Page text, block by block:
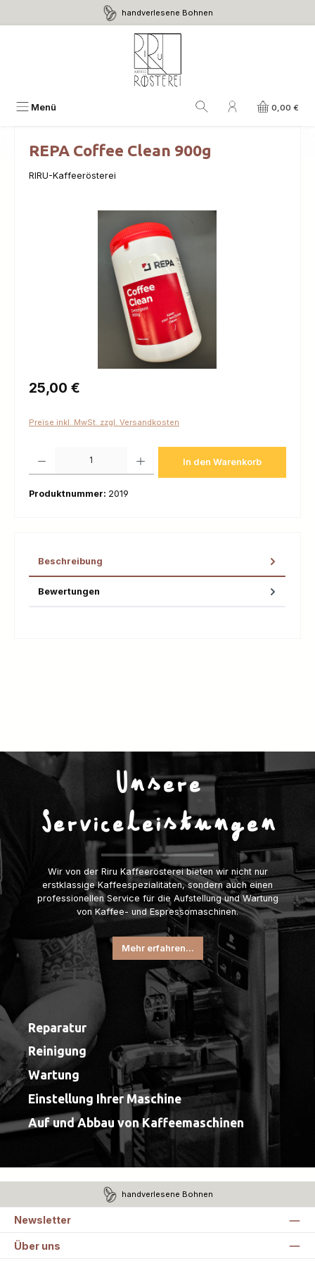
Zum Hauptinhalt springen handverlesene Bohnen
Menü 0,00 €
REPA Coffee Clean 900g
RIRU-Kaffeerösterei
Regulärer Preis:
25,00 €
Preise inkl. MwSt. zzgl. Versandkosten
In den Warenkorb
Produktnummer: 2019
Beschreibung
Bewertungen
Unsere
Serviceleistungen
Wir von der Riru Kaffeerösterei bieten wir nicht nur
erstklassige Kaffeespezialitäten, sondern auch einen
professionellen Service für die Aufstellung und Wartung
von Kaffee- und Espressomaschinen.
Mehr erfahren...
Reparatur
Reinigung
Wartung
Einstellung Ihrer Maschine
Auf und Abbau von Kaffeemaschinen
handverlesene Bohnen
Newsletter
Über uns